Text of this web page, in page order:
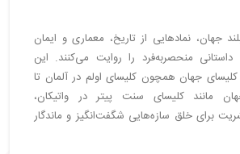
جهان، نمادهایی از تاریخ، معماری و ایمان
منحصربه‌فرد را روایت می‌کنند. این
کلیسای جهان همچون کلیسای اولم در آلمان تا
مانند کلیسای سنت پیتر در واتیکان،
برای خلق سازه‌هایی شگفت‌انگیز و ماندگار